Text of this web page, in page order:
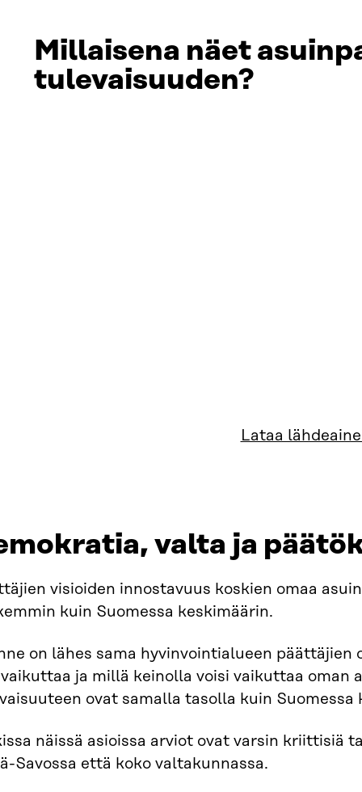
Millaisena näet
tulevaisuuden?
Lataa
valta ja
visioiden innostavuus koskien omaa
kuin Suomessa keskimäärin.
on lähes sama hyvinvointialueen päättäjien
ja millä keinolla voisi vaikuttaa oman
ovat samalla tasolla kuin Suomessa
näissä asioissa arviot ovat varsin kriittisiä
Savossa että koko valtakunnassa.​